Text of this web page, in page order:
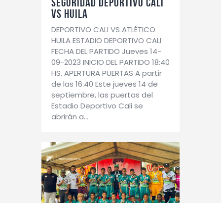
SEGURIDAD DEPORTIVO CALI
VS HUILA
DEPORTIVO CALI VS ATLÉTICO
HUILA ESTADIO DEPORTIVO CALI
FECHA DEL PARTIDO Jueves 14-
09-2023 INICIO DEL PARTIDO 18:40
HS. APERTURA PUERTAS A partir
de las 16:40 Este jueves 14 de
septiembre, las puertas del
Estadio Deportivo Cali se
abrirán a…